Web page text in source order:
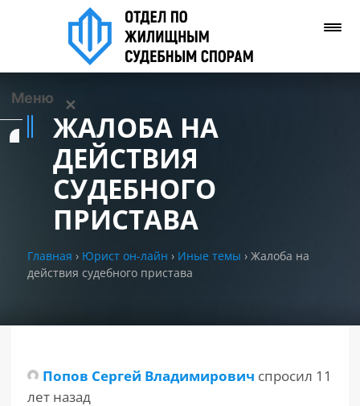
Меню ✕
Задать вопрос
РАЗДЕЛЫ
ЖАЛОБА НА
ДЕЙСТВИЯ
СУДЕБНОГО
ПРИСТАВА
Главная › Юрист он-лайн › Иные темы › Жалоба на
действия судебного пристава
Попов Сергей Владимирович спросил 11
лет назад